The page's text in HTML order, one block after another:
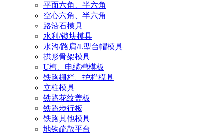
平面六角、半六角
空心六角、半六角
路沿石模具
水利/锁块模具
水沟/路肩/L型台帽模具
拱形骨架模具
U槽、电缆槽模板
铁路栅栏、护栏模具
立柱模具
铁路花纹盖板
铁路步行板
铁路其他模具
地铁疏散平台